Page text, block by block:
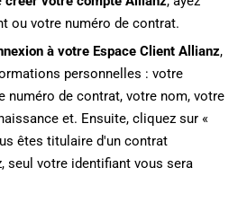
ou votre numéro de contrat.
à votre Espace Client Allianz,
personnelles : votre
numéro de contrat, votre nom, votre
et. Ensuite, cliquez sur «
êtes titulaire d'un contrat
seul votre identifiant vous sera